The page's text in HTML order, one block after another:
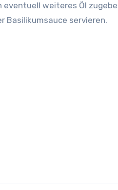
eventuell weiteres Öl
Basilikumsauce servieren.